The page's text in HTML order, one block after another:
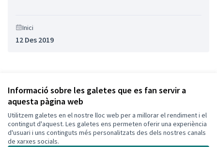
Informació sobre les galetes que es fan servir a
aquesta pàgina web
Utilitzem galetes en el nostre lloc web per a millorar el rendiment i el
contingut d'aquest. Les galetes ens permeten oferir una experiència
d'usuari i uns continguts més personalitzats des dels nostres canals
de xarxes socials.
Inici
12 Des 2019
Versió 1(de 1) veure altres versions
Termes i condicions d'ús
Configuració de les galetes
Decidim Calafell a X
Decidim Calafell a Facebook
Decidim Calafell a YouTube
Decidim Calafell a GitHub